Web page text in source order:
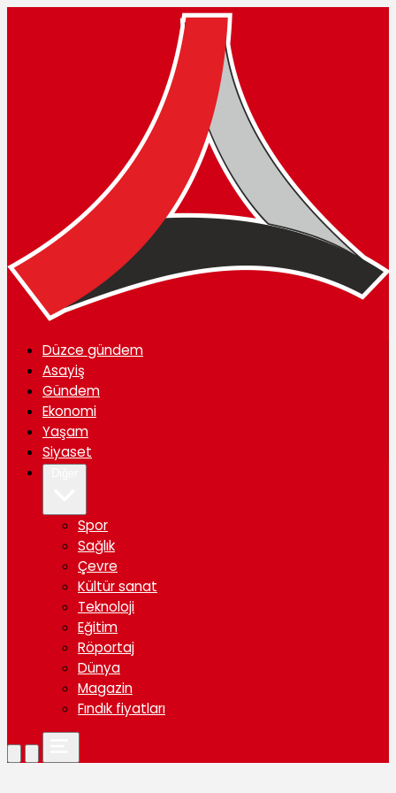
Düzce gündem
Asayiş
Gündem
Ekonomi
Yaşam
Siyaset
Spor
Sağlık
Çevre
Kültür sanat
Teknoloji
Eğitim
Röportaj
Dünya
Magazin
Fındık fiyatları